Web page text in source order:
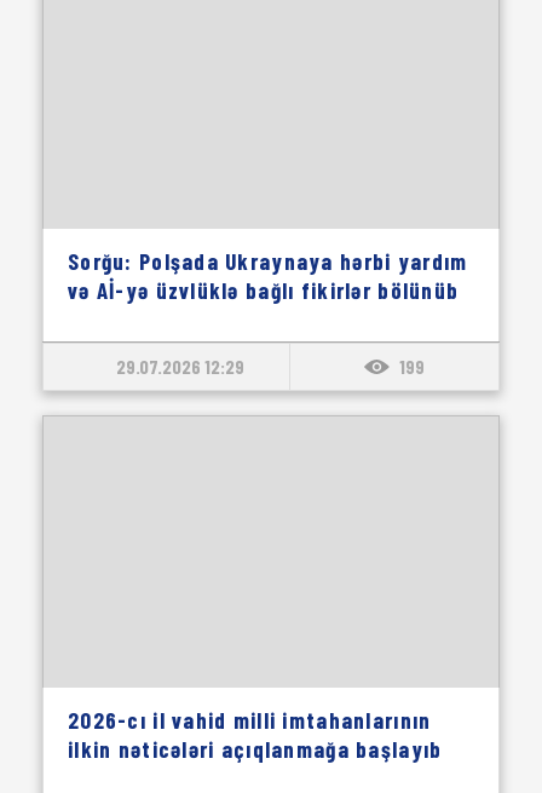
Sorğu: Polşada Ukraynaya hərbi yardım
və Aİ-yə üzvlüklə bağlı fikirlər bölünüb
29.07.2026 12:29 199
2026-cı il vahid milli imtahanlarının
ilkin nəticələri açıqlanmağa başlayıb